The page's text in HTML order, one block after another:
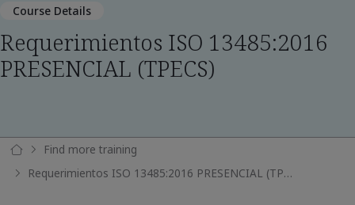
Course Details
Requerimientos ISO 13485:2016
PRESENCIAL (TPECS)
Find more training
Requerimientos ISO 13485:2016 PRESENCIAL (TPECS)